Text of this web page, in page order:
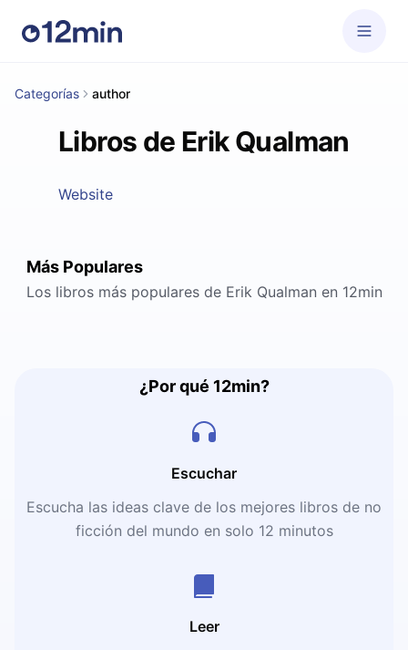
Categorías author
Libros de Erik Qualman
Website
Más Populares
Los libros más populares de Erik Qualman en 12min
¿Por qué 12min?
Escuchar
Escucha las ideas clave de los mejores libros de no
ficción del mundo en solo 12 minutos
Leer